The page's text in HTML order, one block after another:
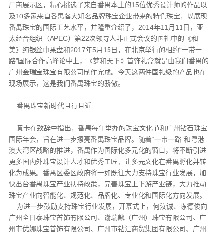
厂商展示区，精心挑选了来自番禺本土的15位优秀设计师的作品以
及10多家来自番禺各大知名品牌珠宝企业带来的特色珠宝，以展现
番禺珠宝的国际工艺水平，并隆重介绍了，2014年11月11日，亚
太经合组织（APEC）第22次领导人非正式会议的国礼中的《和
美》纯银丝巾果盘和2017年5月15日，在北京举行的相约“一带一
路”国际合作高峰论中上，《梦和天下》首饰礼盒就是由我们番禺的
广州金瑞宝珠宝有限公司制作完成。今天这两件国礼级的产品也在
现场展示，这是我们番禺珠宝的骄傲。
番禺珠宝新时代且行且近
黄卡在致辞中指出，番禺每年举办的珠宝文化节和广州钻石珠宝
国际年会，旨在进一步擦亮番禺珠宝品牌。随着“一带一路”和粤港
澳大湾区战略的推进，番禺作为国际化多元化的窗口，将不断引进
更多国内外珠宝设计人才和优秀工匠，让多元文化在番禺孵化并转
化为成果。番禺区委区政府将一如既往大力支持珠宝行业发展，加
快出台番禺珠宝产业扶持政策，完善珠宝上下游产业链，大力推动
珠宝产业向智能化、规范化、品牌化、专业化和国际化方向发展。
为进一步鼓励支持珠宝行业发展，开幕式上，何汝诚、陈德俊向
广州全日泰珠宝首饰有限公司、谢瑞麟（广州）珠宝有限公司、广
州市优娜珠宝首饰有限公司、广州市钻汇商贸集团有限公司、广州